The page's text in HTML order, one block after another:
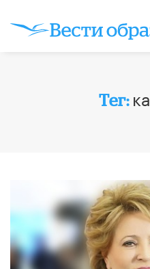
Тег: